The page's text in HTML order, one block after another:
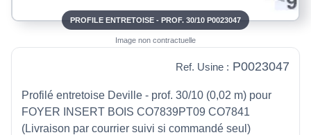
PROFILE ENTRETOISE - PROF. 30/10 P0023047
Image non contractuelle
Ref. Usine : P0023047
Profilé entretoise Deville - prof. 30/10 (0,02 m) pour
FOYER INSERT BOIS CO7839PT09 CO7841
(Livraison par courrier suivi si commandé seul)